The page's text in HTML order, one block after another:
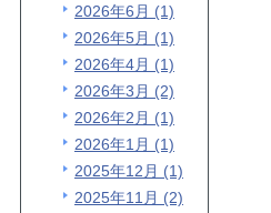
2026年6月 (1)
2026年5月 (1)
2026年4月 (1)
2026年3月 (2)
2026年2月 (1)
2026年1月 (1)
2025年12月 (1)
2025年11月 (2)